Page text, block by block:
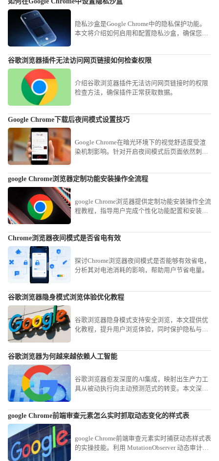
隐私沙盒是Google Chrome中的隐私保护功能。
本文将介绍如何启用和配置隐私沙盒，确保您的
谷歌浏览器插件无法访问网页链接如何检查权限
介绍谷歌浏览器插件无法访问网页链接时的权限
检查方法，确保插件正常获取数据。
Google Chrome下载后夜间模式设置技巧
Google Chrome在暗光环境下的视觉舒适度受渲
染机制影响。针对开启夜间模式后页面依然刺眼
交互逻辑，有效降低蓝光伤害，营造舒适的影音
google Chrome浏览器定制功能安装操作全流程
google Chrome浏览器提供定制功能安装操作全流
程教程，指导用户完成个性化功能配置和安装，
Chrome浏览器夜间模式是否省电有效
探讨Chrome浏览器夜间模式是否能够有效省电，
分析其对电池消耗的影响，帮助用户节省电量。
谷歌浏览器隐身模式浏览体验优化教程
谷歌浏览器隐身模式支持安全浏览，本文提供优
化教程，提升用户浏览体验，同时保护隐私与记
谷歌浏览器为何越来越依赖人工智能
谷歌浏览器愈发深度的AI集成，映射出生产力工
具从被动执行向主动预测范式的转变。本文深入
google Chrome前端审查元素怎么实时抓取动态变化的样式表
google Chrome前端审查元素实时捕获动态样式表
的实操技能。利用 MutationObserver 动态审计视